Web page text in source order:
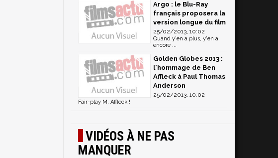
Argo : le Blu-Ray
français proposera la
version longue du film
25/02/2013, 10:02
Quand y'en a plus, y'en a
encore ...
Golden Globes 2013 :
l'hommage de Ben
Affleck à Paul Thomas
Anderson
25/02/2013, 10:02
Fair-play M. Affleck !
VIDÉOS À NE PAS
MANQUER